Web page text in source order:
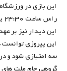
این دیدار نیز بر
سه امتیازی شود و